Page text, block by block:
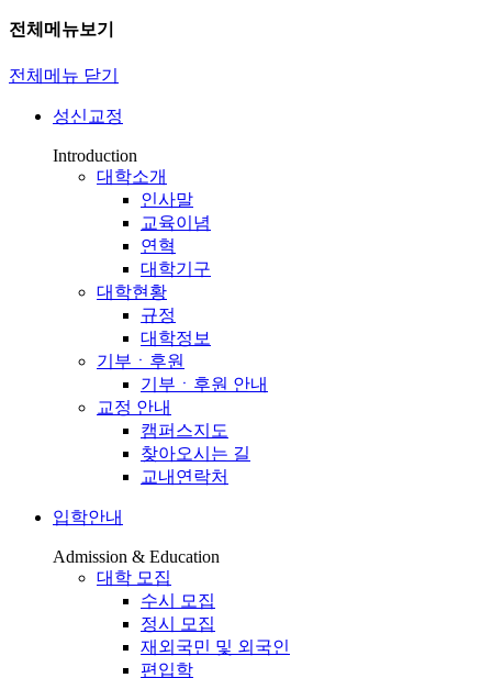
전체메뉴보기
전체메뉴 닫기
성신교정
Introduction
대학소개
인사말
교육이념
연혁
대학기구
대학현황
규정
대학정보
기부ㆍ후원
기부ㆍ후원 안내
교정 안내
캠퍼스지도
찾아오시는 길
교내연락처
입학안내
Admission & Education
대학 모집
수시 모집
정시 모집
재외국민 및 외국인
편입학